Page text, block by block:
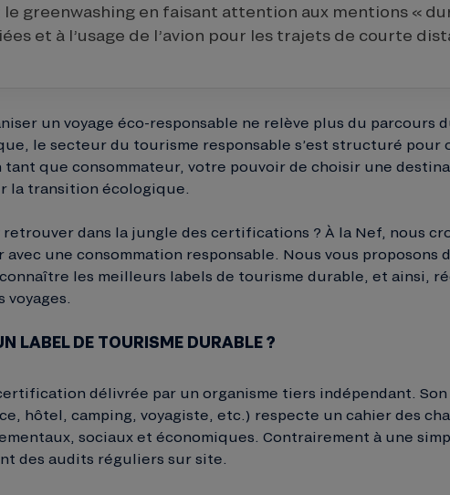
le greenwashing en faisant attention aux mentions «
et à l’usage de l’avion pour les trajets de courte
un voyage éco-responsable ne relève plus du parcours
le secteur du tourisme responsable s’est structuré pour
tant que consommateur, votre pouvoir de choisir une
la transition écologique.
retrouver dans la jungle des certifications ? À la Nef, nous
avec une consommation responsable. Nous vous proposons
les meilleurs labels de tourisme durable, et ainsi,
LABEL DE TOURISME DURABLE ?
délivrée par un organisme tiers indépendant. Son
hôtel, camping, voyagiste, etc.) respecte un cahier des
sociaux et économiques. Contrairement à une
des audits réguliers sur site.